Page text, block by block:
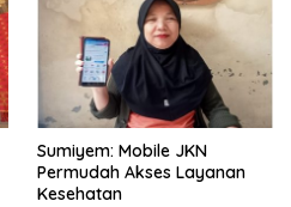
Sumiyem: Mobile JKN
Permudah Akses Layanan
Kesehatan